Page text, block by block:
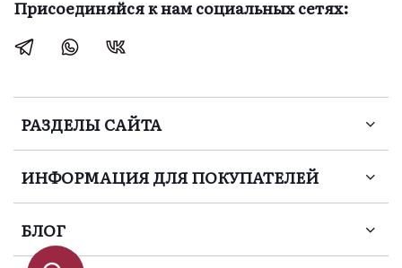
РАЗДЕЛЫ САЙТА
ИНФОРМАЦИЯ ДЛЯ ПОКУПАТЕЛЕЙ
БЛОГ
Присоединяйся к нам социальных сетях: